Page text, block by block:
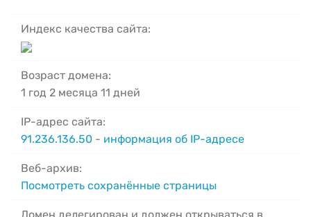
Индекс качества сайта:
Возраст домена:
1 год 2 месяца 11 дней
IP-адрес сайта:
91.236.136.50 - информация об IP-адресе
Веб-архив:
Посмотреть сохранённые страницы